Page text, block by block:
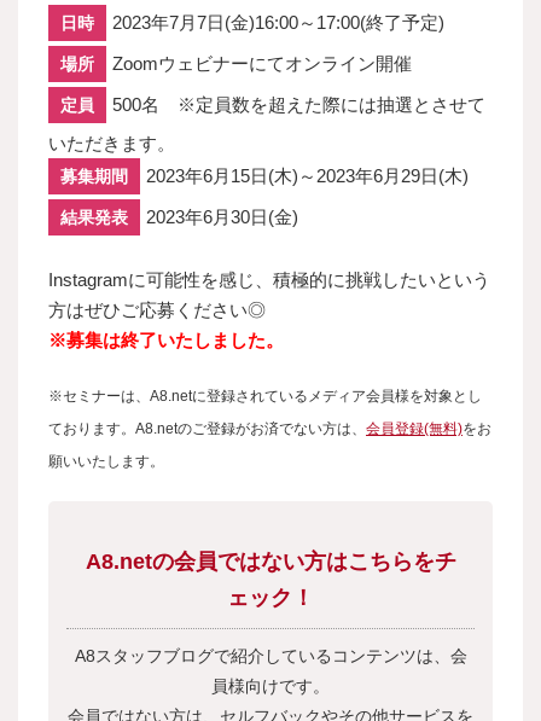
日時 2023年7月7日(金)16:00～17:00(終了予定)
場所 Zoomウェビナーにてオンライン開催
定員
500名 ※定員数を超えた際には抽選とさせて
いただきます。
募集期間 2023年6月15日(木)～2023年6月29日(木)
結果発表 2023年6月30日(金)
Instagramに可能性を感じ、積極的に挑戦したいという
方はぜひご応募ください◎
※募集は終了いたしました。
※セミナーは、A8.netに登録されているメディア会員様を対象とし
ております。A8.netのご登録がお済でない方は、 会員登録(無料)をお
願いいたします。
A8.netの会員ではない方はこちらをチ
ェック！
A8スタッフブログで紹介しているコンテンツは、会
員様向けです。
会員ではない方は、セルフバックやその他サービスを